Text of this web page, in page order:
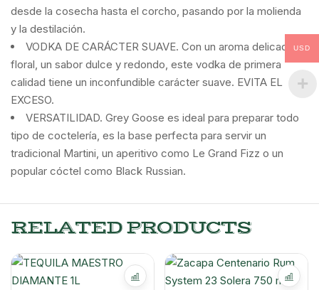
desde la cosecha hasta el corcho, pasando por la molienda
y la destilación.
VODKA DE CARÁCTER SUAVE. Con un aroma delicado y
floral, un sabor dulce y redondo, este vodka de primera
calidad tiene un inconfundible carácter suave. EVITA EL
EXCESO.
VERSATILIDAD. Grey Goose es ideal para preparar todo
tipo de coctelería, es la base perfecta para servir un
tradicional Martini, un aperitivo como Le Grand Fizz o un
popular cóctel como Black Russian.
RELATED PRODUCTS
USD